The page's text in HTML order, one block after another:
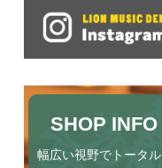
SHOP INFO
幅広い視野でトータル